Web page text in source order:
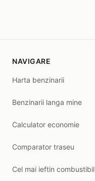
NAVIGARE
Harta benzinarii
Benzinarii langa mine
Calculator economie
Comparator traseu
Cel mai ieftin combustibil